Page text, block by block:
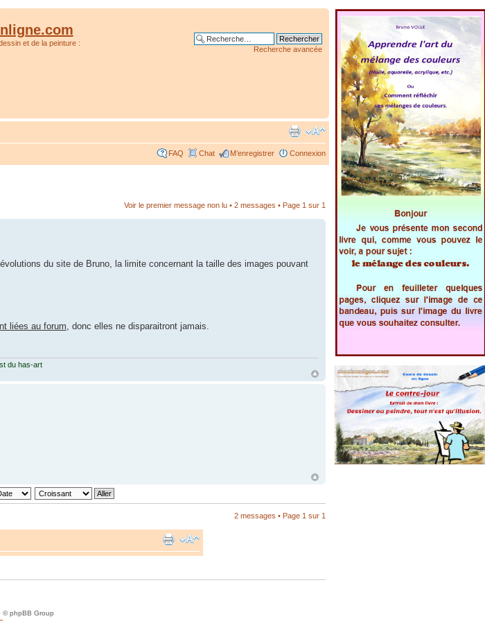
et de la peinture :
Recherche avancée
FAQ Chat M’enregistrer Connexion
Voir le premier message non lu• 2 messages • Page 1 sur 1
du site de Bruno, la limite concernant la taille des images pouvant
liées au forum, donc elles ne disparaitront jamais.
du has-art
2 messages • Page 1 sur 1
© phpBB Group